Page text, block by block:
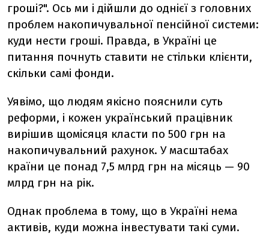
гроші?". Ось ми і дійшли до однієї з головних
проблем накопичувальної пенсійної системи:
куди нести гроші. Правда, в Україні це
питання почнуть ставити не стільки клієнти,
скільки самі фонди.
Уявімо, що людям якісно пояснили суть
реформи, і кожен український працівник
вирішив щомісяця класти по 500 грн на
накопичувальний рахунок. У масштабах
країни це понад 7,5 млрд грн на місяць — 90
млрд грн на рік.
Однак проблема в тому, що в Україні нема
активів, куди можна інвестувати такі суми.